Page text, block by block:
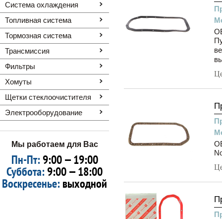
Система охлаждения
Топливная система
Тормозная система
Трансмиссия
Фильтры
Хомуты
Щетки стеклоочистителя
Электрооборудование
Мы работаем для Вас
Пн-Пт:9:00 — 19:00
Суббота:9:00 — 18:00
Воскресенье:выходной